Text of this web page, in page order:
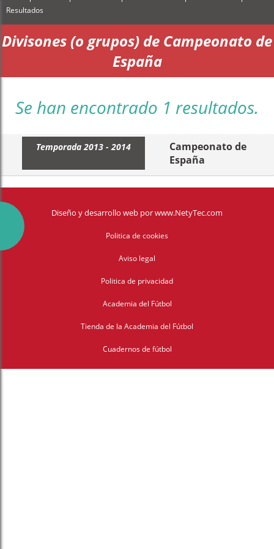
Resultados
Divisones (o grupos) de Campeonato de
España
Se han encontrado 1 resultados.
Campeonato de
España
Temporada 2013 - 2014
Diseño y desarrollo web porwww.NetyTec.com
Politica de cookies
Aviso legal
Politica de privacidad
Academia del Fútbol
Tienda de la Academia del Fútbol
Cuadernos de fútbol